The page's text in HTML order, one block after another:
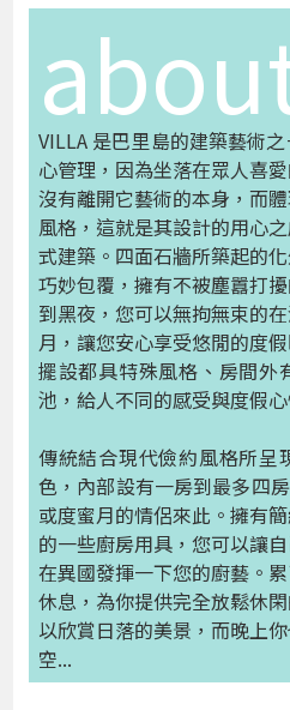
VILLA 是巴里島的建築藝術
心管理，因為坐落在眾人喜
沒有離開它藝術的本身，而
風格，這就是其設計的用心
式建築。四面石牆所築起的
巧妙包覆，擁有不被塵囂打
到黑夜，您可以無拘無束的
月，讓您安心享受悠閒的度
擺設都具特殊風格、房間外
池，給人不同的感受與度假心
傳統結合現代儉約風格所呈
色，內部設有一房到最多四
或度蜜月的情侶來此。擁有
的一些廚房用具，您可以讓
在異國發揮一下您的廚藝。
休息，為你提供完全放鬆休
以欣賞日落的美景，而晚上
空...